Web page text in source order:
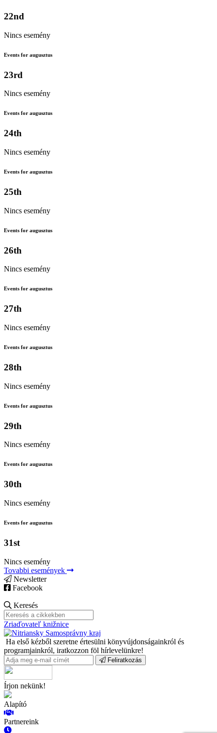
22nd
Nincs esemény
Events for augusztus
23rd
Nincs esemény
Events for augusztus
24th
Nincs esemény
Events for augusztus
25th
Nincs esemény
Events for augusztus
26th
Nincs esemény
Events for augusztus
27th
Nincs esemény
Events for augusztus
28th
Nincs esemény
Events for augusztus
29th
Nincs esemény
Events for augusztus
30th
Nincs esemény
Events for augusztus
31st
Nincs esemény
Tovabbi események
Newsletter
Facebook
Keresés
Zriaďovateľ knižnice
Ha első kézből szeretne értesülni könyvújdonságainkról és
programjainkról, iratkozzon föl hírlevelünkre!
Feliratkozás
Írjon nekünk!
Alapító
Partnereink